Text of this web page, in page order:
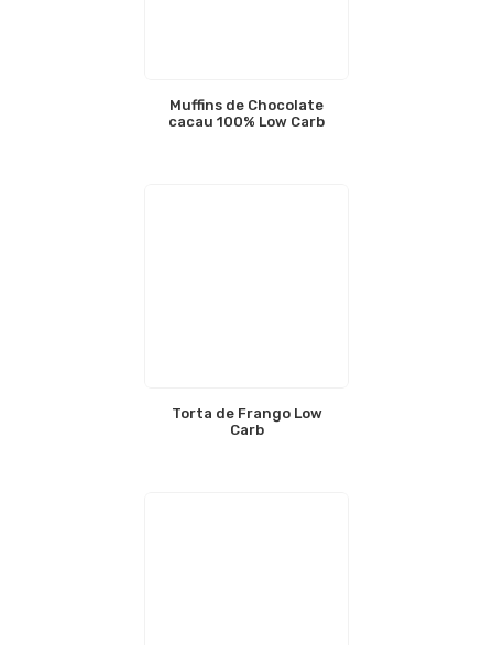
Muffins de Chocolate
cacau 100% Low Carb
Torta de Frango Low
Carb